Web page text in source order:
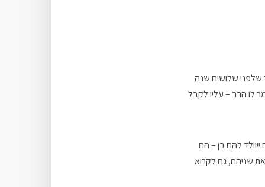
שלפני שלושים שנה
לו הרב – עליו לקבל
להם בן – הם
שניהם, גם לקרוא